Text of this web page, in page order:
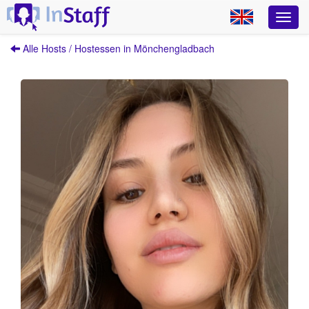
Alle Hosts / Hostessen in Mönchengladbach